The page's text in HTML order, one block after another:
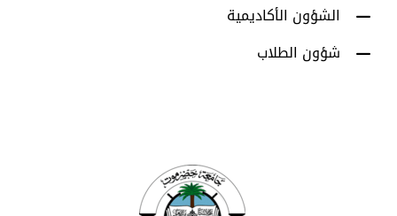
الشؤون الأكاديمية
شؤون الطلاب